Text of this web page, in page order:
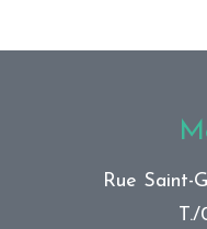
Rue Saint-
T./